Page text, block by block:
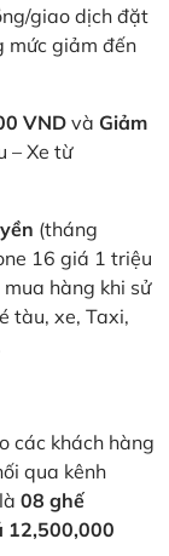
giao dịch đặt
mức giảm đến
VND và Giảm
– Xe từ
(tháng
16 giá 1 triệu
hàng khi sử
tàu, xe, Taxi,
các khách hàng
qua kênh
08 ghế
12,500,000